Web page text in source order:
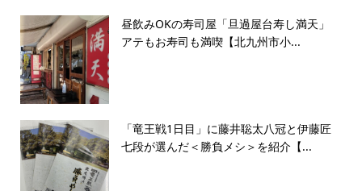
昼飲みOKの寿司屋「旦過屋台寿し満天」
アテもお寿司も満喫【北九州市小...
「竜王戦1日目」に藤井聡太八冠と伊藤匠
七段が選んだ＜勝負メシ＞を紹介【...